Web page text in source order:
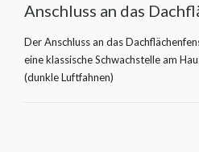
Anschluss an das
Der Anschluss an das
eine klassische Schwachstelle am
(dunkle Luftfahnen)